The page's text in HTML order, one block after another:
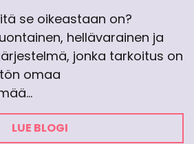
se oikeastaan on?
hellävarainen ja
jonka tarkoitus on
omaa
LUE BLOGI